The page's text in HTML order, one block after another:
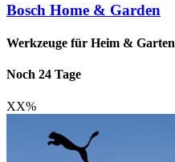
Bosch Home & Garden
Werkzeuge für Heim & Garten
Noch 24 Tage
XX%